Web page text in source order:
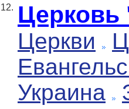
12. Церковь
Церкви
Украина